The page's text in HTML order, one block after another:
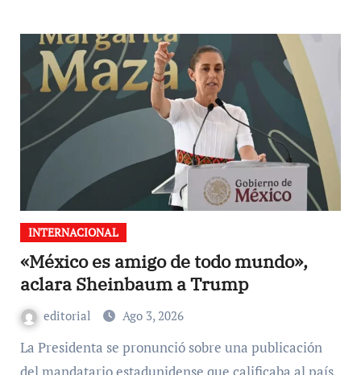
INTERNACIONAL
«México es amigo de todo mundo»,
aclara Sheinbaum a Trump
editorial Ago 3, 2026
La Presidenta se pronunció sobre una publicación